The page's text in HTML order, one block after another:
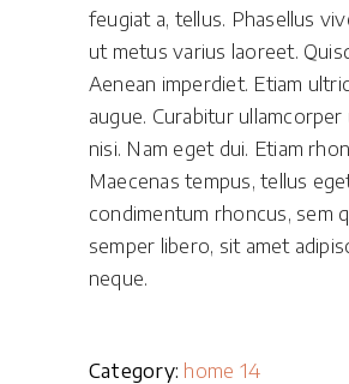
feugiat a, tellus. Phasellus
ut metus varius laoreet.
Aenean imperdiet. Etiam
augue. Curabitur ullamcorper
nisi. Nam eget dui. Etiam
Maecenas tempus, tellus
condimentum rhoncus, sem
semper libero, sit amet
neque.
Category: home 14